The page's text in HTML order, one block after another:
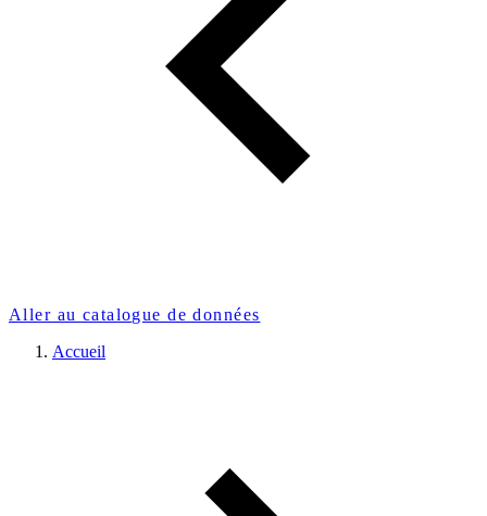
Aller au catalogue de données
Accueil